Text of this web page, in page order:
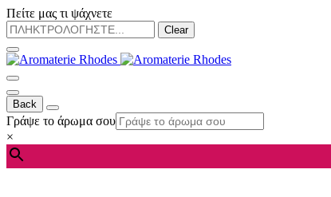
Πείτε μας τι ψάχνετε
Clear
Back
Γράψε το άρωμα σου
×